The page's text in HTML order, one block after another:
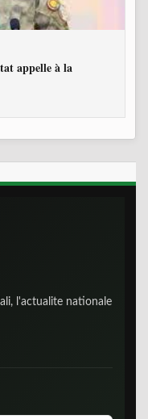
appelle à la
l'actualite nationale